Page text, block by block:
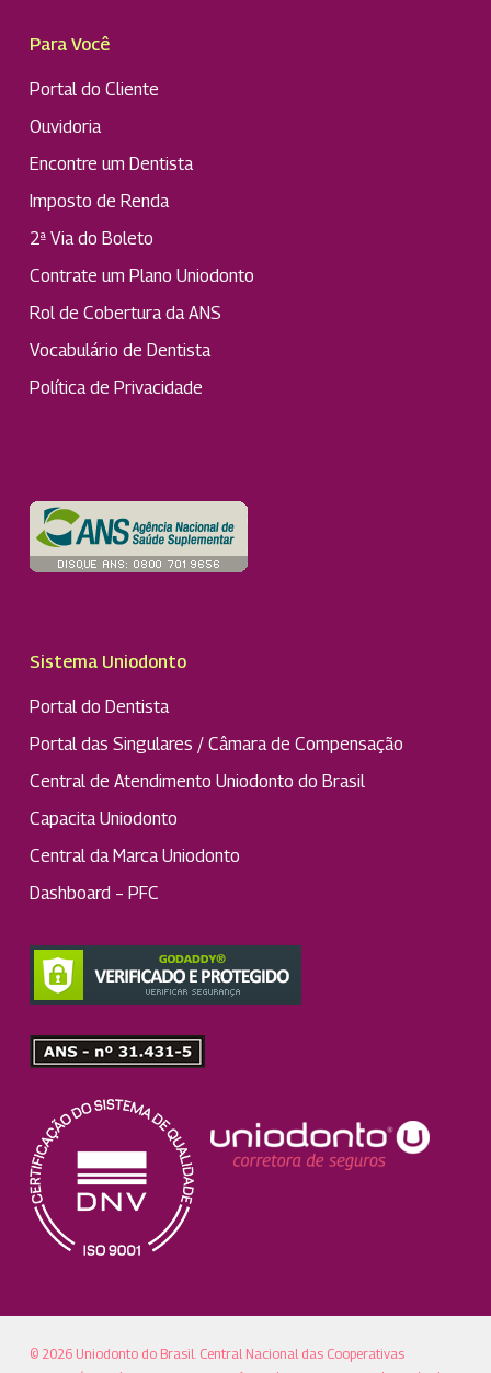
Para Você
Portal do Cliente
Ouvidoria
Encontre um Dentista
Imposto de Renda
2ª Via do Boleto
Contrate um Plano Uniodonto
Rol de Cobertura da ANS
Vocabulário de Dentista
Política de Privacidade
Sistema Uniodonto
Portal do Dentista
Portal das Singulares / Câmara de Compensação
Central de Atendimento Uniodonto do Brasil
Capacita Uniodonto
Central da Marca Uniodonto
Dashboard – PFC
© 2026 Uniodonto do Brasil. Central Nacional das Cooperativas